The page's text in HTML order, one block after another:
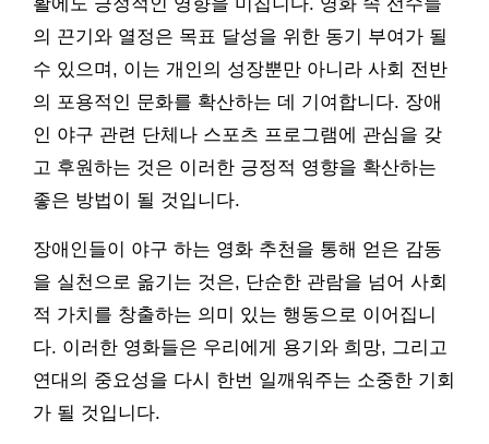
활에도 긍정적인 영향을 미칩니다. 영화 속 선수들
의 끈기와 열정은 목표 달성을 위한 동기 부여가 될
수 있으며, 이는 개인의 성장뿐만 아니라 사회 전반
의 포용적인 문화를 확산하는 데 기여합니다. 장애
인 야구 관련 단체나 스포츠 프로그램에 관심을 갖
고 후원하는 것은 이러한 긍정적 영향을 확산하는
좋은 방법이 될 것입니다.
장애인들이 야구 하는 영화 추천을 통해 얻은 감동
을 실천으로 옮기는 것은, 단순한 관람을 넘어 사회
적 가치를 창출하는 의미 있는 행동으로 이어집니
다. 이러한 영화들은 우리에게 용기와 희망, 그리고
연대의 중요성을 다시 한번 일깨워주는 소중한 기회
가 될 것입니다.